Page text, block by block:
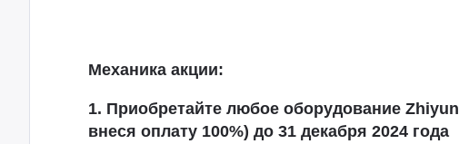
Механика акции:
1. Приобретайте любое оборудование Zhiyun
внеся оплату 100%) до 31 декабря 2024 года